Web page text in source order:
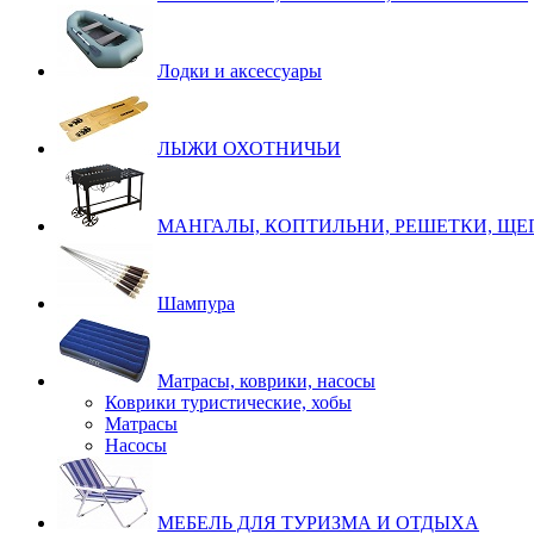
Лодки и аксессуары
ЛЫЖИ ОХОТНИЧЬИ
МАНГАЛЫ, КОПТИЛЬНИ, РЕШЕТКИ,
Шампура
Матрасы, коврики, насосы
Коврики туристические, хобы
Матрасы
Насосы
МЕБЕЛЬ ДЛЯ ТУРИЗМА И ОТДЫХА